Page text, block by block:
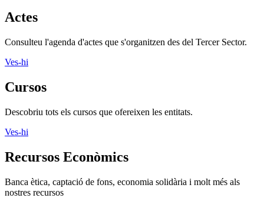
Actes
Consulteu l'agenda d'actes que s'organitzen des del Tercer Sector.
Ves-hi
Cursos
Descobriu tots els cursos que ofereixen les entitats.
Ves-hi
Recursos Econòmics
Banca ètica, captació de fons, economia solidària i molt més als
nostres recursos